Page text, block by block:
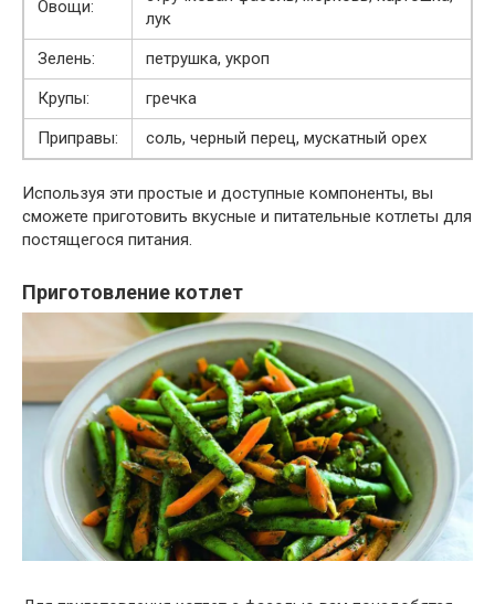
Овощи:
лук
Зелень:
петрушка, укроп
Крупы:
гречка
Приправы:
соль, черный перец, мускатный орех
Используя эти простые и доступные компоненты, вы
сможете приготовить вкусные и питательные котлеты для
постящегося питания.
Приготовление котлет